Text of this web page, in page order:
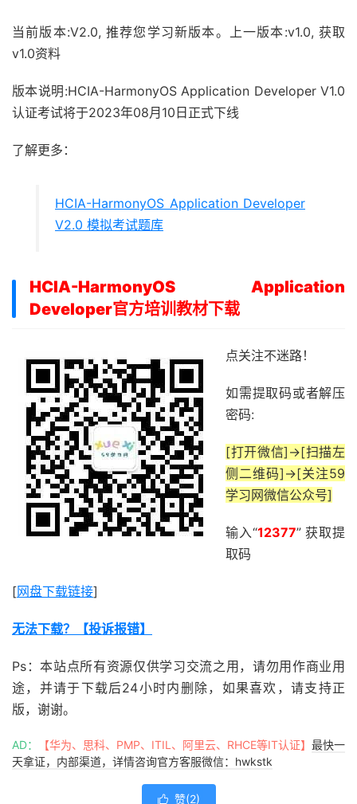
当前版本:V2.0, 推荐您学习新版本。上一版本:v1.0, 获取
v1.0资料
版本说明:HCIA-HarmonyOS Application Developer V1.0
认证考试将于2023年08月10日正式下线
了解更多：
HCIA-HarmonyOS Application Developer
V2.0 模拟考试题库
HCIA-HarmonyOS Application
Developer官方培训教材下载
点关注不迷路！
如需提取码或者解压
密码:
[打开微信]->[扫描左
侧二维码]->[关注59
学习网微信公众号]
输入“12377” 获取提
取码
[网盘下载链接]
无法下载？【投诉报错】
Ps：本站点所有资源仅供学习交流之用，请勿用作商业用
途，并请于下载后24小时内删除，如果喜欢，请支持正
版，谢谢。
AD： 【华为、思科、PMP、ITIL、阿里云、RHCE等IT认证】 最快一
天拿证，内部渠道，详情咨询官方客服微信：hwkstk
 赞(2)